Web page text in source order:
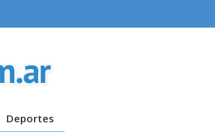
Deportes